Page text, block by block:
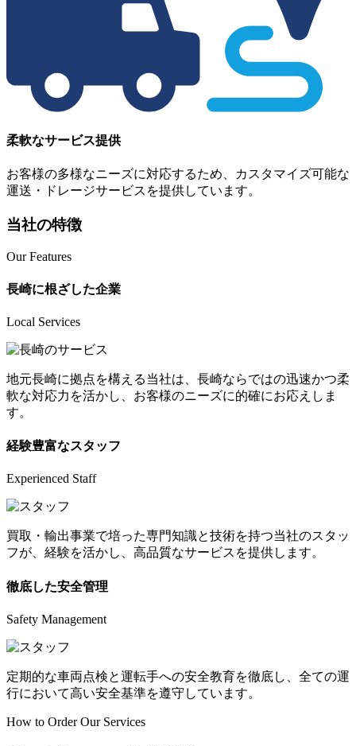
柔軟なサービス提供
お客様の多様なニーズに対応するため、カスタマイズ可能な
運送・ドレージサービスを提供しています。
当社の特徴
Our Features
長崎に根ざした企業
Local Services
地元長崎に拠点を構える当社は、長崎ならではの迅速かつ柔
軟な対応力を活かし、お客様のニーズに的確にお応えしま
す。
経験豊富なスタッフ
Experienced Staff
買取・輸出事業で培った専門知識と技術を持つ当社のスタッ
フが、経験を活かし、高品質なサービスを提供します。
徹底した安全管理
Safety Management
定期的な車両点検と運転手への安全教育を徹底し、全ての運
行において高い安全基準を遵守しています。
How to Order Our Services